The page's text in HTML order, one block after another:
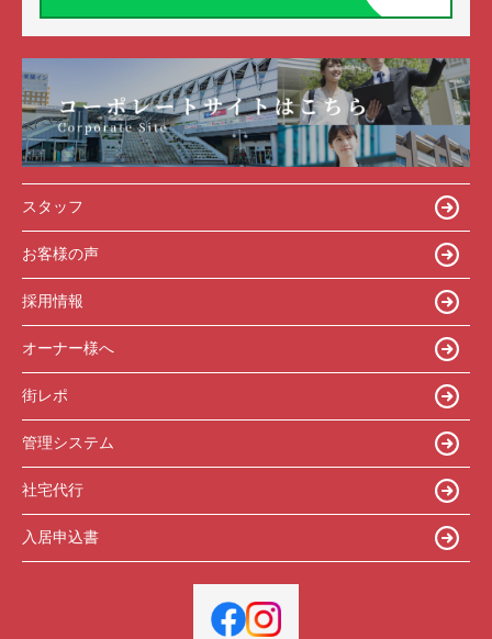
スタッフ
お客様の声
採用情報
オーナー様へ
街レポ
管理システム
社宅代行
入居申込書